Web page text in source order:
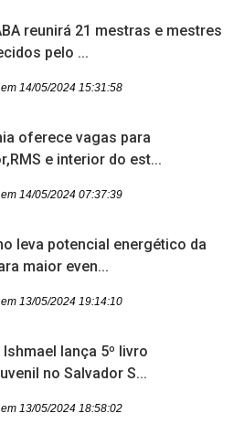
reunirá 21 mestras e mestres
pelo ...
14/05/2024 15:31:58
oferece vagas para
e interior do est...
14/05/2024 07:37:39
leva potencial energético da
maior even...
13/05/2024 19:14:10
Ishmael lança 5º livro
no Salvador S...
13/05/2024 18:58:02